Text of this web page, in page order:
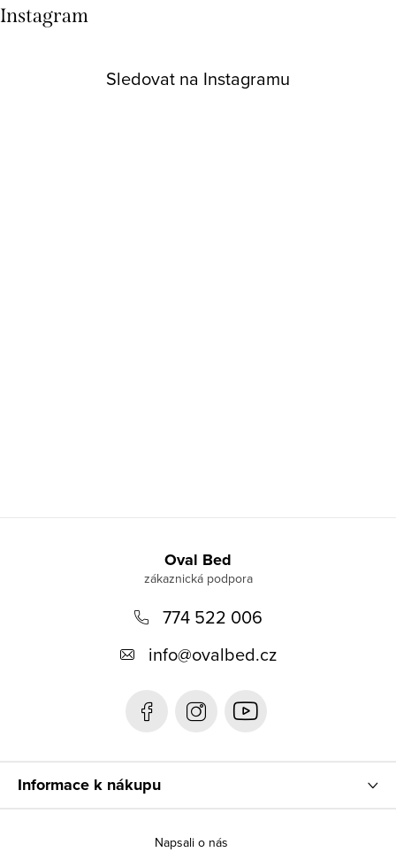
Instagram
Sledovat na Instagramu
Oval Bed
774 522 006
info@ovalbed.cz
Informace k nákupu
Napsali o nás